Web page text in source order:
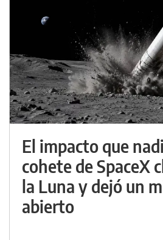
El impacto que
cohete de SpaceX
la Luna y dejó un
abierto